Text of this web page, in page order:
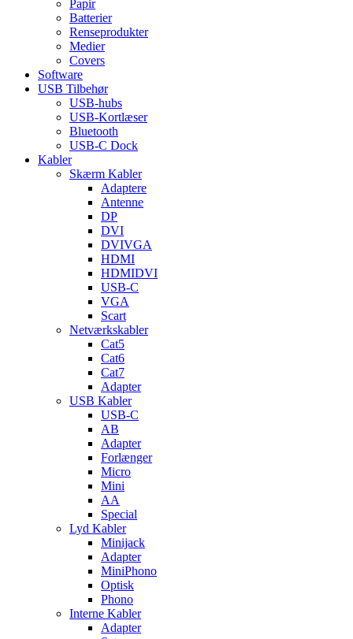
Papir
Batterier
Renseprodukter
Medier
Covers
Software
USB Tilbehør
USB-hubs
USB-Kortlæser
Bluetooth
USB-C Dock
Kabler
Skærm Kabler
Adaptere
Antenne
DP
DVI
DVIVGA
HDMI
HDMIDVI
USB-C
VGA
Scart
Netværkskabler
Cat5
Cat6
Cat7
Adapter
USB Kabler
USB-C
AB
Adapter
Forlænger
Micro
Mini
AA
Special
Lyd Kabler
Minijack
Adapter
MiniPhono
Optisk
Phono
Interne Kabler
Adapter